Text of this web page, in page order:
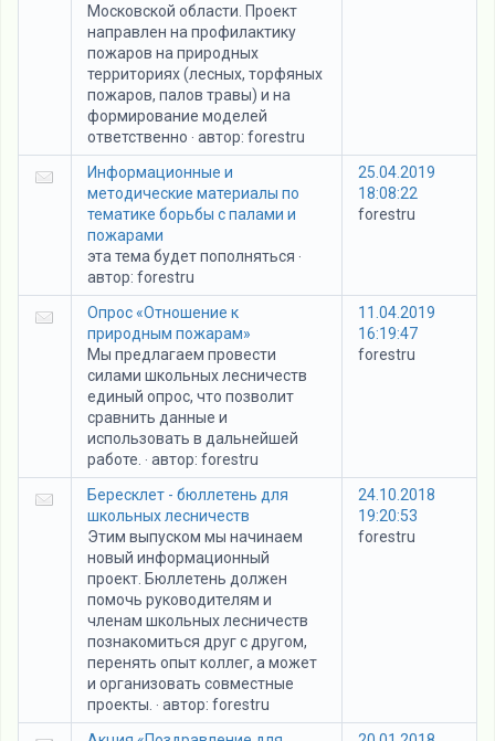
Московской области. Проект
направлен на профилактику
пожаров на природных
территориях (лесных, торфяных
пожаров, палов травы) и на
формирование моделей
ответственно · автор: forestru
Информационные и
методические материалы по
тематике борьбы с палами и
пожарами
эта тема будет пополняться ·
автор: forestru
25.04.2019
18:08:22
forestru
Опрос «Отношение к
природным пожарам»
Мы предлагаем провести
силами школьных лесничеств
единый опрос, что позволит
сравнить данные и
использовать в дальнейшей
работе. · автор: forestru
11.04.2019
16:19:47
forestru
Бересклет - бюллетень для
школьных лесничеств
Этим выпуском мы начинаем
новый информационный
проект. Бюллетень должен
помочь руководителям и
членам школьных лесничеств
познакомиться друг с другом,
перенять опыт коллег, а может
и организовать совместные
проекты. · автор: forestru
24.10.2018
19:20:53
forestru